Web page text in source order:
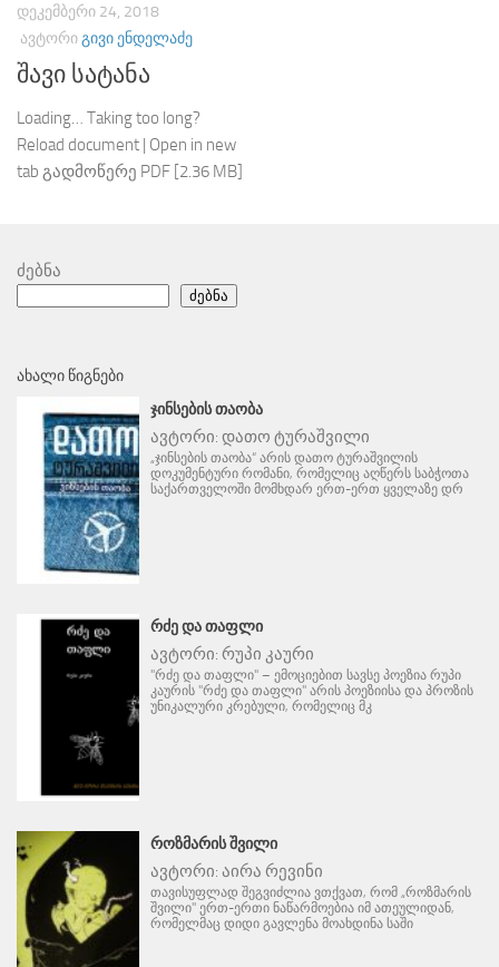
ᲓᲔᲙᲔᲛᲑᲔᲠᲘ 24, 2018
ᲐᲕᲢᲝᲠᲘᲒᲘᲕᲘ ᲔᲜᲓᲔᲚᲐᲫᲔ
შავი სატანა
Loading… Taking too long?
Reload document | Open in new
tab გადმოწერე PDF [2.36 MB]
ძებნა
ძებნა
ᲐᲮᲐᲚᲘ ᲬᲘᲒᲜᲔᲑᲘ
ᲯᲘᲜᲡᲔᲑᲘᲡ ᲗᲐᲝᲑᲐ
ავტორი: დათო ტურაშვილი
„ჯინსების თაობა“ არის დათო ტურაშვილის
დოკუმენტური რომანი, რომელიც აღწერს საბჭოთა
საქართველოში მომხდარ ერთ-ერთ ყველაზე დრ
ᲠᲫᲔ ᲓᲐ ᲗᲐᲤᲚᲘ
ავტორი: რუპი კაური
"რძე და თაფლი" – ემოციებით სავსე პოეზია რუპი
კაურის "რძე და თაფლი" არის პოეზიისა და პროზის
უნიკალური კრებული, რომელიც მკ
ᲠᲝᲖᲛᲐᲠᲘᲡ ᲨᲕᲘᲚᲘ
ავტორი: აირა რევინი
თავისუფლად შეგვიძლია ვთქვათ, რომ „როზმარის
შვილი" ერთ-ერთი ნაწარმოებია იმ ათეულიდან,
რომელმაც დიდი გავლენა მოახდინა საში